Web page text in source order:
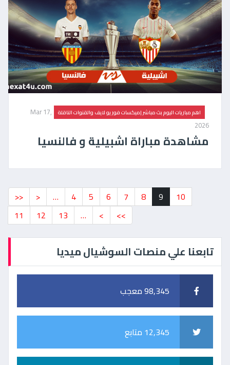
اهم مباريات اليوم بث مباشر |ميكسات فور يو لايف والقنوات الناقلة
Mar 17,
2026
مشاهدة مباراة اشبيلية و فالنسيا
<< < … 4 5 6 7 8 9
10
11
12 13 … > >>
تابعنا علي منصات السوشيال ميديا
98,345 معجب
12,345 متابع